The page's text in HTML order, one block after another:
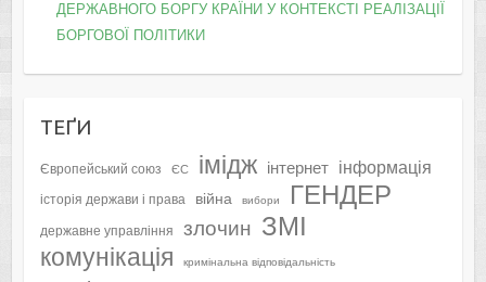
ДЕРЖАВНОГО БОРГУ КРАЇНИ У КОНТЕКСТІ РЕАЛІЗАЦІЇ
БОРГОВОЇ ПОЛІТИКИ
ТЕҐИ
Європейський союз ЄС імідж інтернет інформація
історія держави і права війна вибори ГЕНДЕР
державне управління злочин ЗМІ
комунікація кримінальна відповідальність